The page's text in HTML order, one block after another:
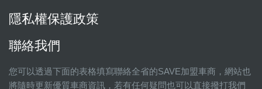
隱私權保護政策
聯絡我們
您可以透過下面的表格填寫聯絡全省的SAVE加盟車商，網站也
將隨時更新優質車商資訊，若有任何疑問也可以直接撥打我們